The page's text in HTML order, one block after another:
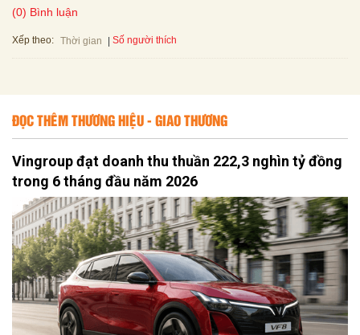
(0) Bình luận
Xếp theo: Thời gian Số người thích
ĐỌC THÊM THƯƠNG HIỆU - GIAO THƯƠNG
Vingroup đạt doanh thu thuần 222,3 nghìn tỷ đồng
trong 6 tháng đầu năm 2026